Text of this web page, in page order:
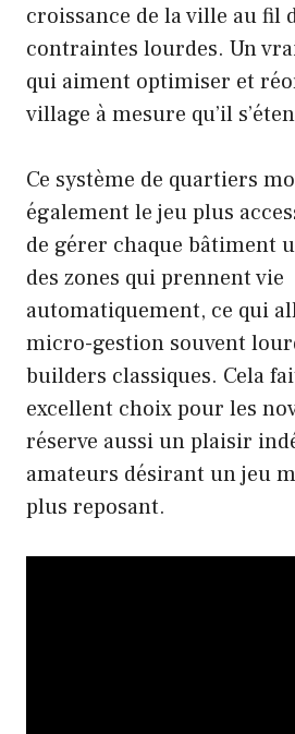
croissance de la ville au fil
contraintes lourdes. Un
qui aiment optimiser et
village à mesure qu’il
Ce système de quartiers
également le jeu plus
de gérer chaque bâtiment
des zones qui prennent vie
automatiquement, ce qui
micro-gestion souvent
builders classiques. Cela
excellent choix pour les
réserve aussi un plaisir
amateurs désirant un jeu
plus reposant.